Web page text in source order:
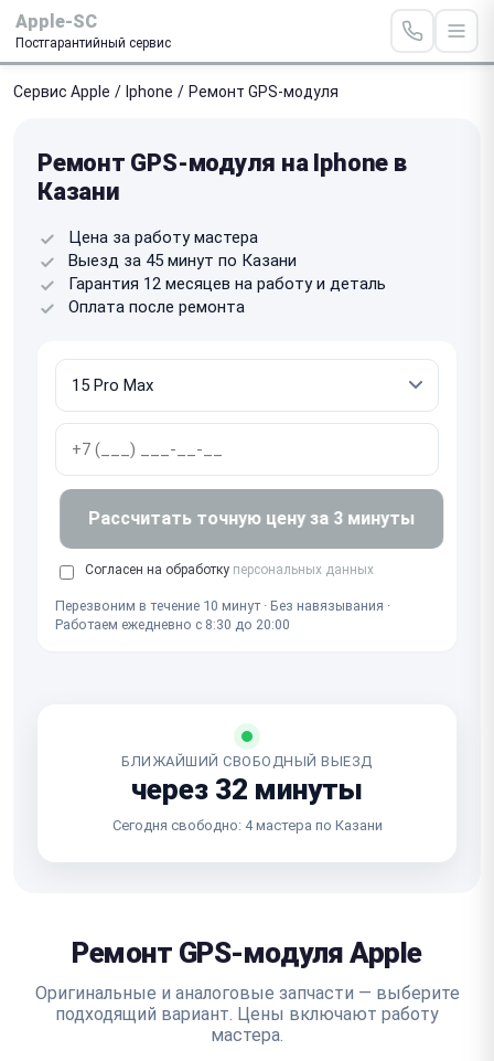
Apple-SC
Постгарантийный сервис
Сервис Apple / Iphone / Ремонт GPS-модуля
Ремонт GPS-модуля на Iphone в
Казани
Цена за работу мастера
Выезд за 45 минут по Казани
Гарантия 12 месяцев на работу и деталь
Оплата после ремонта
Рассчитать точную цену за 3 минуты
Согласен на обработку персональных данных
Перезвоним в течение 10 минут · Без навязывания ·
Работаем ежедневно с 8:30 до 20:00
БЛИЖАЙШИЙ СВОБОДНЫЙ ВЫЕЗД
через 32 минуты
Сегодня свободно: 4 мастера по Казани
Ремонт GPS-модуля Apple
Оригинальные и аналоговые запчасти — выберите
подходящий вариант. Цены включают работу
мастера.